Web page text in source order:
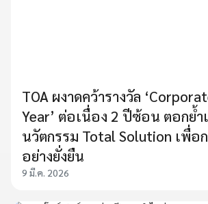
TOA ผงาดคว้ารางวัล
Year’ ต่อเนื่อง 2 ปีซ้อน ตอกย้ำ
นวัตกรรม Total Solution เพื่อ
อย่างยั่งยืน
9 มี.ค. 2026